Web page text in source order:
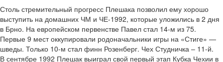
Столь стремительный прогресс Плешака позволил ему хорошо
выступить на домашних ЧМ и ЧЕ-1992, которые уложились в 2 дня
в Брно. На европейском первенстве Павел стал 14-м из 75.
Первые 9 мест оккупировали родоначальники игры на «Стиге» —
шведы. Только 10-м стал финн Розенберг. Чех Студничка – 11-й.
В сентябре 1992 Плешак выиграл свой первый этап Кубка Чехии в